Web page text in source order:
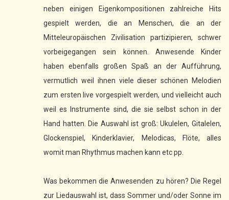
neben einigen Eigenkompositionen zahlreiche Hits
gespielt werden, die an Menschen, die an der
Mitteleuropäischen Zivilisation partizipieren, schwer
vorbeigegangen sein können. Anwesende Kinder
haben ebenfalls großen Spaß an der Aufführung,
vermutlich weil ihnen viele dieser schönen Melodien
zum ersten live vorgespielt werden, und vielleicht auch
weil es Instrumente sind, die sie selbst schon in der
Hand hatten. Die Auswahl ist groß: Ukulelen, Gitalelen,
Glockenspiel, Kinderklavier, Melodicas, Flöte, alles
womit man Rhythmus machen kann etc pp.
Was bekommen die Anwesenden zu hören? Die Regel
zur Liedauswahl ist, dass Sommer und/oder Sonne im